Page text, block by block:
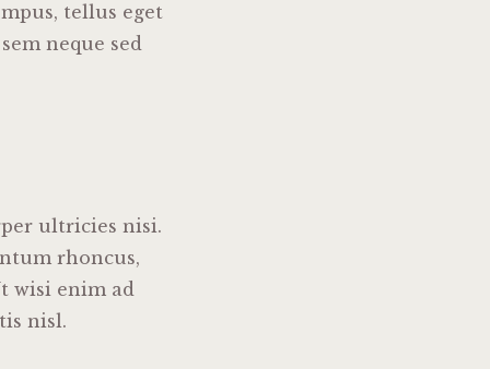
tellus eget
neque sed
ultricies nisi.
rhoncus,
wisi enim ad
nisl.